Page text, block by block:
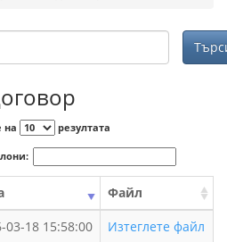
на резултата
Файл
03-18 15:58:00 Изтеглете файл